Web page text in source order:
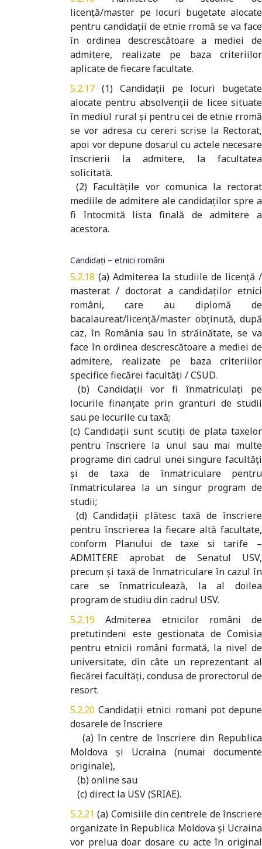
licenţă/master pe locuri bugetate alocate
pentru candidaţii de etnie rromă se va face
în ordinea descrescătoare a mediei de
admitere, realizate pe baza criteriilor
aplicate de fiecare facultate.
(1) Candidaţii pe locuri bugetate
alocate pentru absolvenţii de licee situate
în mediul rural şi pentru cei de etnie rromă
se vor adresa cu cereri scrise la Rectorat,
apoi vor depune dosarul cu actele necesare
înscrierii la admitere, la facultatea
solicitată.
(2) Facultăţile vor comunica la rectorat
mediile de admitere ale candidaţilor spre a
fi întocmită lista finală de admitere a
acestora.
Candidaţi – etnici români
(a) Admiterea la studiile de licenţă /
masterat / doctorat a candidaţilor etnici
români, care au diplomă de
bacalaureat/licenţă/master obţinută, după
caz, în România sau în străinătate, se va
face în ordinea descrescătoare a mediei de
admitere, realizate pe baza criteriilor
specifice fiecărei facultăţi / CSUD.
(b) Candidaţii vor fi înmatriculaţi pe
locurile finanţate prin granturi de studii
sau pe locurile cu taxă;
(c) Candidaţii sunt scutiţi de plata taxelor
pentru înscriere la unul sau mai multe
programe din cadrul unei singure facultăţi
şi de taxa de înmatriculare pentru
înmatricularea la un singur program de
studii;
(d) Candidaţii plătesc taxă de înscriere
pentru înscrierea la fiecare altă facultate,
conform Planului de taxe si tarife –
ADMITERE aprobat de Senatul USV,
precum şi taxă de înmatriculare în cazul în
care se înmatriculează, la al doilea
program de studiu din cadrul USV.
Admiterea etnicilor români de
pretutindeni este gestionata de Comisia
pentru etnicii români formată, la nivel de
universitate, din câte un reprezentant al
fiecărei facultăţi, condusa de prorectorul de
resort.
Candidaţii etnici romani pot depune
dosarele de înscriere
(a) în centre de înscriere din Republica
Moldova şi Ucraina (numai documente
originale),
(b) online sau
(c) direct la USV (SRIAE).
(a) Comisiile din centrele de înscriere
organizate în Republica Moldova şi Ucraina
vor prelua doar dosare cu acte în original